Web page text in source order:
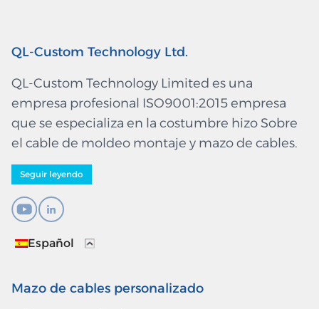
QL-Custom Technology Ltd.
QL-Custom Technology Limited es una
empresa profesional ISO9001:2015 empresa
que se especializa en la costumbre hizo Sobre
el cable de moldeo montaje y mazo de cables.
Seguir leyendo
Español
Mazo de cables personalizado